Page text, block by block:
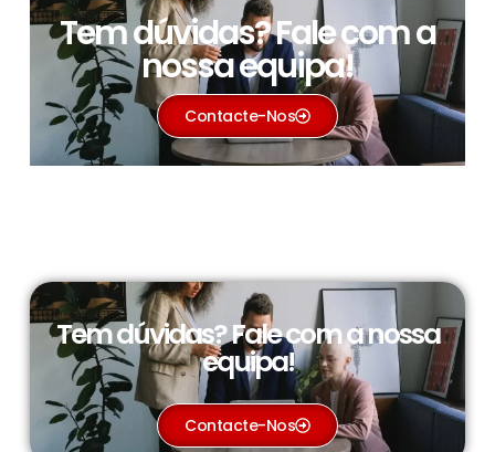
Tem dúvidas? Fale com a
nossa equipa!
Contacte-Nos
Tem dúvidas? Fale com a nossa
equipa!
Contacte-Nos